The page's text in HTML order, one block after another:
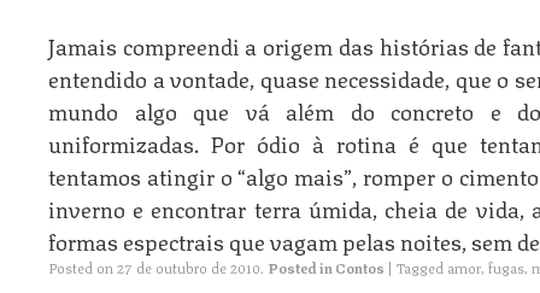
Jamais compreendi a origem das histórias de
entendido a vontade, quase necessidade, que o
mundo algo que vá além do concreto e
uniformizadas. Por ódio à rotina é que
tentamos atingir o “algo mais”, romper o
inverno e encontrar terra úmida, cheia de
formas espectrais que vagam pelas noites, sem
Posted on 27 de outubro de 2010. Posted in Contos | Tagged amor, fugas,